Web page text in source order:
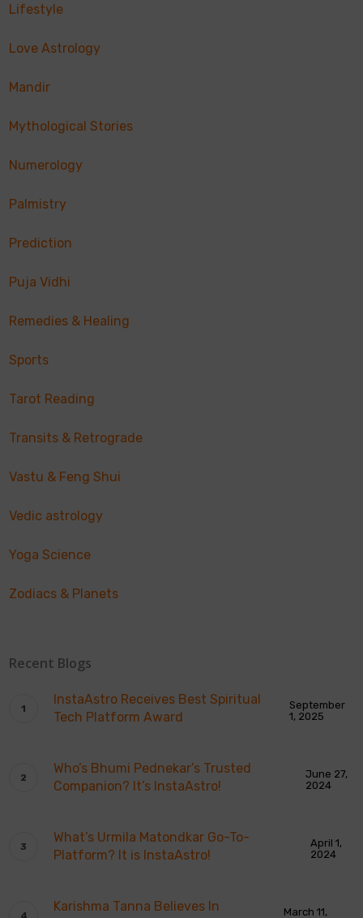
Lifestyle
Love Astrology
Mandir
Mythological Stories
Numerology
Palmistry
Prediction
Puja Vidhi
Remedies & Healing
Sports
Tarot Reading
Transits & Retrograde
Vastu & Feng Shui
Vedic astrology
Yoga Science
Zodiacs & Planets
Recent Blogs
InstaAstro Receives Best Spiritual
Tech Platform Award
September
1, 2025
Who’s Bhumi Pednekar’s Trusted
Companion? It’s InstaAstro!
June 27,
2024
What’s Urmila Matondkar Go-To-
Platform? It is InstaAstro!
April 1,
2024
Karishma Tanna Believes In
March 11,